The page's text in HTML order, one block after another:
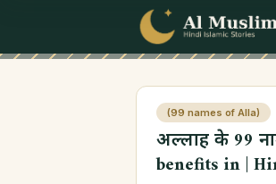
(99 names of Alla)
अल्लाह के 99
benefits in |